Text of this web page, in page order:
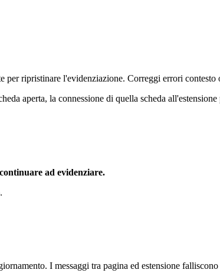
per ripristinare l'evidenziazione. Correggi errori
aperta, la connessione di quella scheda
ad evidenziare.
I messaggi tra pagina ed estensione